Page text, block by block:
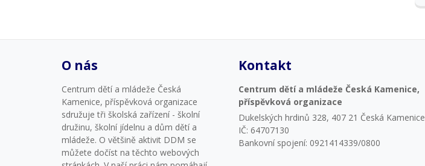
O nás
Centrum dětí a mládeže Česká
Kamenice, příspěvková organizace
sdružuje tři školská zařízení - školní
družinu, školní jídelnu a dům dětí a
mládeže. O většině aktivit DDM se
můžete dočíst na těchto webových
Kontakt
Centrum dětí a mládeže Česká Kamenice,
příspěvková organizace
Dukelských hrdinů 328, 407 21 Česká Kamenice
IČ: 64707130
Bankovní spojení: 0921414339/0800